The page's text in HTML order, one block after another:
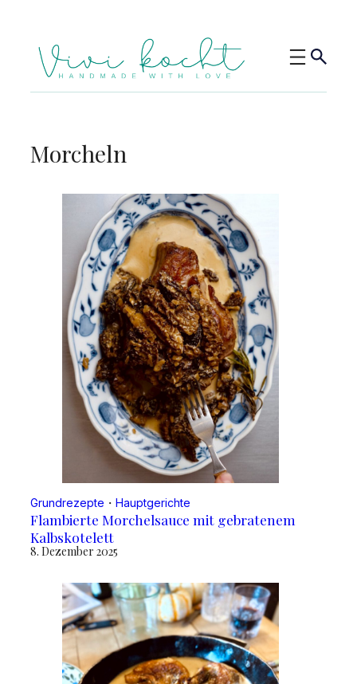
Morcheln
Grundrezepte ・ Hauptgerichte
Flambierte Morchelsauce mit gebratenem
Kalbskotelett
8. Dezember 2025